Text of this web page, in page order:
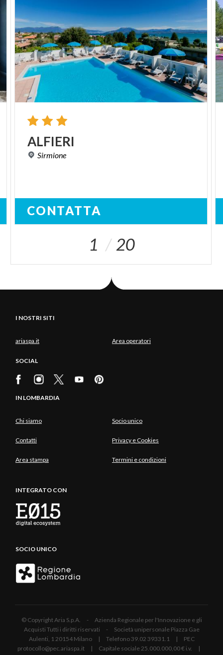
ALFIERI
Sirmione
CONTATTA
1 20
I NOSTRI SITI
ariaspa.it Area operatori
SOCIAL
IN LOMBARDIA
Chi siamo Socio unico
Contatti Privacy e Cookies
Area stampa Termini e condizioni
INTEGRATO CON
SOCIO UNICO
© Copyright Aria S.p.A. - Azienda Regionale per l'Innovazione e gli
Acquisti Tutti i diritti riservati - Società unipersonale Piazza Gae
Aulenti, 1 20154 Milano | Telefono 39.02 39331.1 | PEC
protocollo@pec.ariaspa.it | Capitale sociale 25.000.000,00 € i.v. |